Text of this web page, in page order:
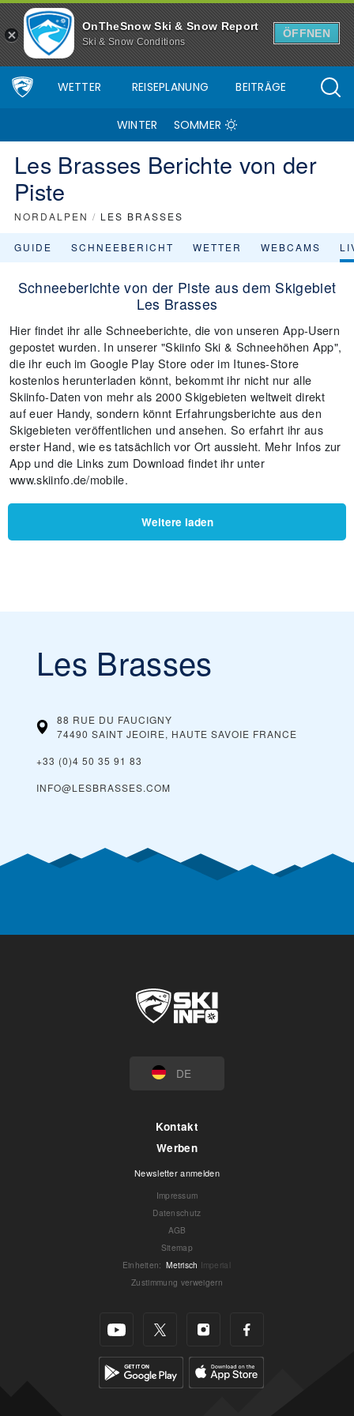
OnTheSnow Ski & Snow Report
Ski & Snow Conditions
ÖFFNEN
WETTER REISEPLANUNG BEITRÄGE
WINTER SOMMER
Les Brasses Berichte von der
Piste
NORDALPEN / LES BRASSES
GUIDE SCHNEEBERICHT WETTER WEBCAMS
Schneeberichte von der Piste aus dem Skigebiet
Les Brasses
Hier findet ihr alle Schneeberichte, die von unseren App-Usern
gepostet wurden. In unserer "Skiinfo Ski & Schneehöhen App",
die ihr euch im Google Play Store oder im Itunes-Store
kostenlos herunterladen könnt, bekommt ihr nicht nur alle
Skiinfo-Daten von mehr als 2000 Skigebieten weltweit direkt
auf euer Handy, sondern könnt Erfahrungsberichte aus den
Skigebieten veröffentlichen und ansehen. So erfahrt ihr aus
erster Hand, wie es tatsächlich vor Ort aussieht. Mehr Infos zur
App und die Links zum Download findet ihr unter
www.skiinfo.de/mobile.
Weitere laden
Les Brasses
88 RUE DU FAUCIGNY
74490 SAINT JEOIRE, HAUTE SAVOIE FRANCE
+33 (0)4 50 35 91 83
INFO@LESBRASSES.COM
DE
Kontakt
Werben
Newsletter anmelden
Impressum
Datenschutz
AGB
Sitemap
Einheiten: Metrisch Imperial
Zustimmung verweigern